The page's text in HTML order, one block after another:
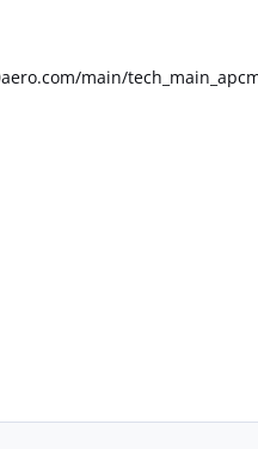
main/